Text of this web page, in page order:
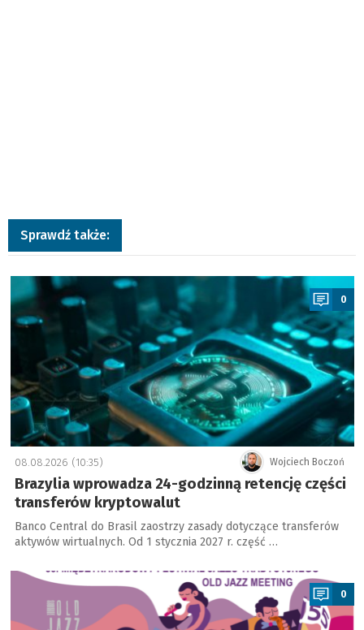
Sprawdź także:
a
0
Wojciech Boczoń
08.08.2026 (10:35)
Brazylia wprowadza 24-godzinną retencję części
transferów kryptowalut
Banco Central do Brasil zaostrzy zasady dotyczące transferów
aktywów wirtualnych. Od 1 stycznia 2027 r. część …
a
0